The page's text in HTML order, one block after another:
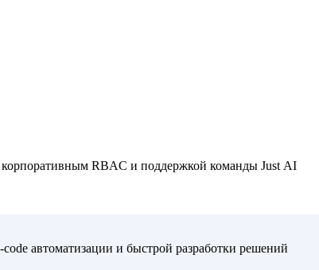
корпоративным RBAC и поддержкой команды Just AI
автоматизации и быстрой разработки решений